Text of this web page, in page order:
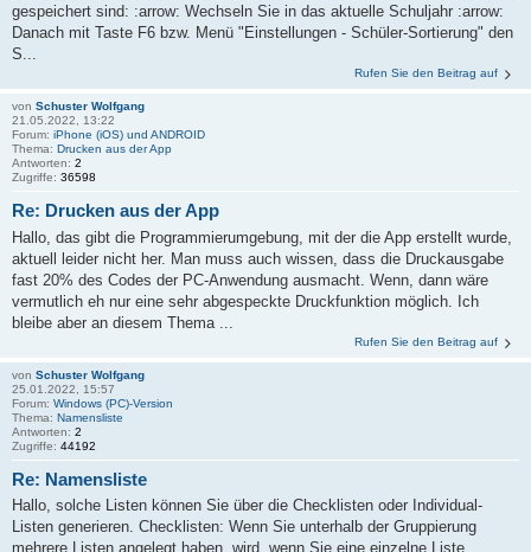
gespeichert sind: :arrow: Wechseln Sie in das aktuelle Schuljahr :arrow:
Danach mit Taste F6 bzw. Menü "Einstellungen - Schüler-Sortierung" den
S...
Rufen Sie den Beitrag auf
von Schuster Wolfgang
21.05.2022, 13:22
Forum: iPhone (iOS) und ANDROID
Thema: Drucken aus der App
Antworten: 2
Zugriffe: 36598
Re: Drucken aus der App
Hallo, das gibt die Programmierumgebung, mit der die App erstellt wurde,
aktuell leider nicht her. Man muss auch wissen, dass die Druckausgabe
fast 20% des Codes der PC-Anwendung ausmacht. Wenn, dann wäre
vermutlich eh nur eine sehr abgespeckte Druckfunktion möglich. Ich
bleibe aber an diesem Thema ...
Rufen Sie den Beitrag auf
von Schuster Wolfgang
25.01.2022, 15:57
Forum: Windows (PC)-Version
Thema: Namensliste
Antworten: 2
Zugriffe: 44192
Re: Namensliste
Hallo, solche Listen können Sie über die Checklisten oder Individual-
Listen generieren. Checklisten: Wenn Sie unterhalb der Gruppierung
mehrere Listen angelegt haben, wird, wenn Sie eine einzelne Liste